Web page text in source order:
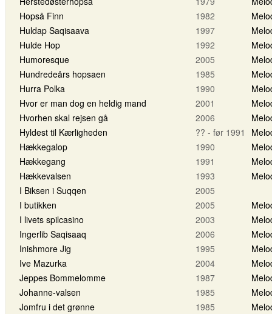
Hopså Finn
1982
Huldap Saqisaava
1997
Hulde Hop
1992
Humoresque
2005
Hundredeårs hopsaen
1985
Hurra Polka
1990
Hvor er man dog en heldig mand
2001
Hvorhen skal rejsen gå
2006
Hyldest til Kærligheden
?? - før 1991
Hækkegalop
1990
Hækkegang
1991
Hækkevalsen
1993
I Biksen i Suqqen
2005
I butikken
2005
I livets spilcasino
2003
Ingerlib Saqisaaq
2006
Inishmore Jig
1995
Ive Mazurka
2004
Jeppes Bommelomme
1987
Johanne-valsen
1985
Jomfru i det grønne
1985